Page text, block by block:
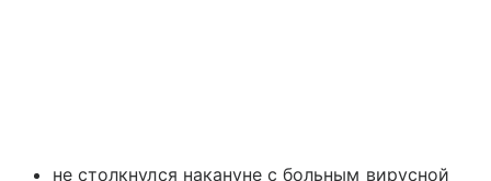
не столкнулся накануне с больным вирусной